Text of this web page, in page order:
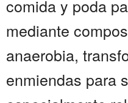
comida y poda
mediante
anaerobia,
enmiendas para